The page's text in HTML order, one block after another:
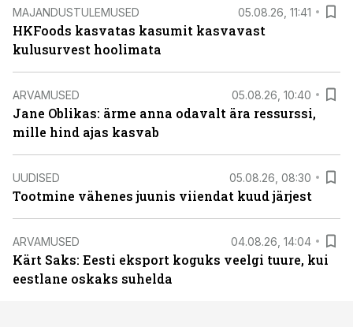
MAJANDUSTULEMUSED 05.08.26, 11:41
HKFoods kasvatas kasumit kasvavast
kulusurvest hoolimata
ARVAMUSED 05.08.26, 10:40
Jane Oblikas: ärme anna odavalt ära ressurssi,
mille hind ajas kasvab
UUDISED 05.08.26, 08:30
Tootmine vähenes juunis viiendat kuud järjest
ARVAMUSED 04.08.26, 14:04
Kärt Saks: Eesti eksport koguks veelgi tuure, kui
eestlane oskaks suhelda